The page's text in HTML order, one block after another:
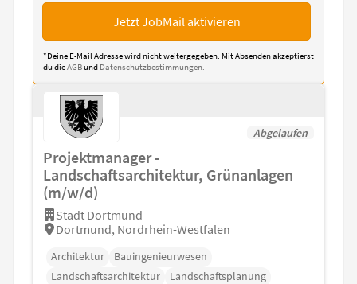
Jetzt JobMail aktivieren
*Deine E-Mail Adresse wird nicht weitergegeben. Mit Absenden akzeptierst
du dieAGBund Datenschutzbestimmungen.
Abgelaufen
Projektmanager -
Landschaftsarchitektur, Grünanlagen
(m/w/d)
Stadt Dortmund
Dortmund, Nordrhein-Westfalen
Architektur
Bauingenieurwesen
Landschaftsarchitektur
Landschaftsplanung